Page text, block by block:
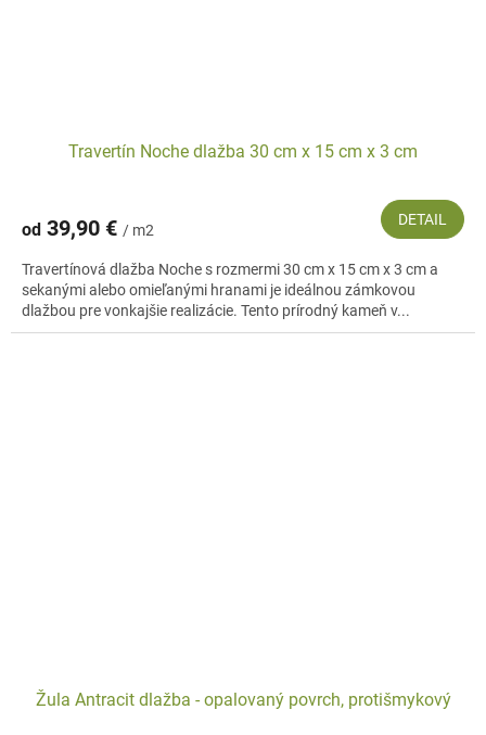
Travertín Noche dlažba 30 cm x 15 cm x 3 cm
od 39,90 € / m2
DETAIL
Travertínová dlažba Noche s rozmermi 30 cm x 15 cm x 3 cm a
sekanými alebo omieľanými hranami je ideálnou zámkovou
dlažbou pre vonkajšie realizácie. Tento prírodný kameň v...
Žula Antracit dlažba - opalovaný povrch, protišmykový